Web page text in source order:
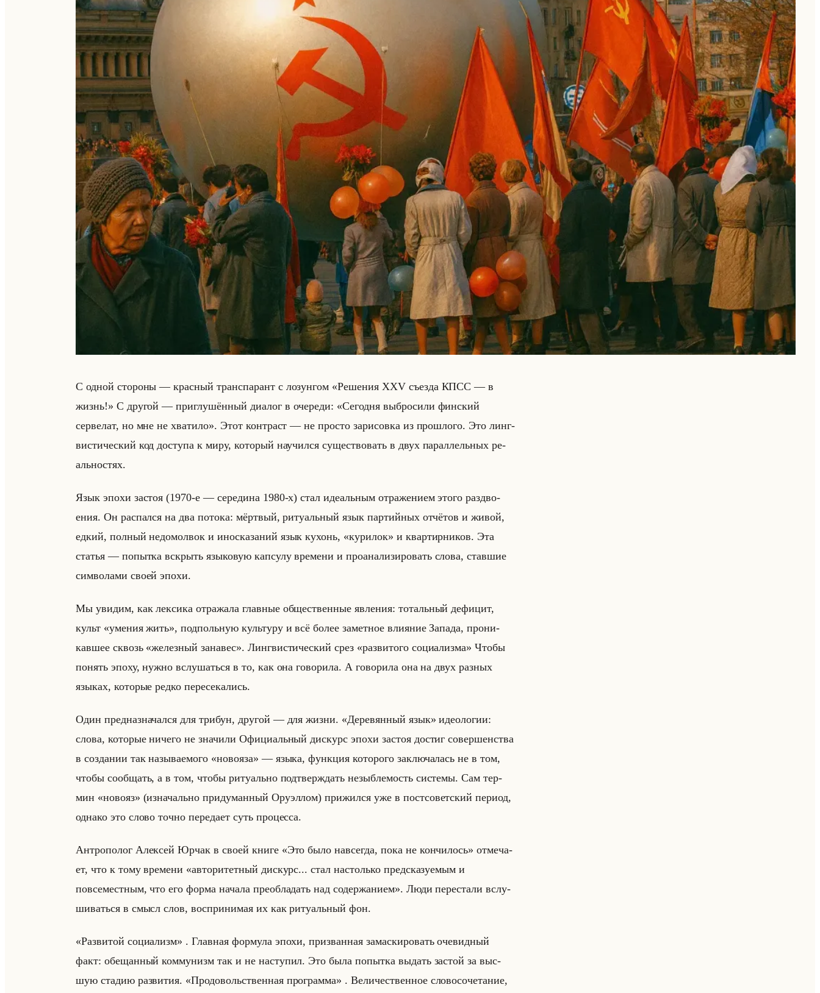
С одной сто­ро­ны — крас­ный транс­па­рант с ло­зун­гом «Решения XXV съезда КПСС — в
жизнь!» С дру­гой — при­глу­шён­ный диа­лог в оче­ре­ди: «Сегодня выбросили финский
сервелат, но мне не хватило». Этот кон­траст — не про­сто за­ри­сов­ка из про­шло­го. Это линг­
ви­сти­че­ский код до­сту­па к миру, ко­то­рый на­учил­ся су­ще­ство­вать в двух па­рал­лельных ре­
ально­стях.
Язык эпохи за­стоя (1970-е — се­ре­ди­на 1980-х) стал иде­альным от­ра­же­ни­ем этого раз­дво­
ения. Он рас­пал­ся на два по­то­ка: мёрт­вый, ри­ту­альный язык пар­тийных от­чё­тов и живой,
едкий, пол­ный недо­мол­вок и ино­ска­за­ний язык ку­хонь, «курилок» и квар­тир­ни­ков. Эта
ста­тья — по­пыт­ка вскрыть язы­ко­вую кап­су­лу вре­ме­ни и про­ана­ли­зи­ро­вать слова, став­шие
сим­во­ла­ми своей эпохи.
Мы уви­дим, как лек­си­ка от­ра­жа­ла глав­ные об­ще­ствен­ные яв­ле­ния: то­тальный де­фи­цит,
культ «умения жить», под­польную культу­ру и всё более за­мет­ное вли­яние За­па­да, про­ни­
кав­шее сквозь «железный занавес». Линг­ви­сти­че­ский срез «развитого социализма» Чтобы
по­нять эпоху, нужно вслу­шаться в то, как она го­во­ри­ла. А го­во­ри­ла она на двух раз­ных
язы­ках, ко­то­рые редко пе­ре­се­ка­лись.
Один пред­на­зна­чал­ся для три­бун, дру­гой — для жизни. «Деревянный язык» идео­ло­гии:
слова, ко­то­рые ни­че­го не зна­чи­ли Офи­ци­альный дис­курс эпохи за­стоя до­стиг со­вер­шен­ства
в со­зда­нии так на­зы­ва­емо­го «новояза» — языка, функ­ция ко­то­ро­го за­клю­ча­лась не в том,
чтобы со­об­щать, а в том, чтобы ри­ту­ально под­твер­ждать незыб­ле­мость си­сте­мы. Сам тер­
мин «новояз» (из­на­чально при­ду­ман­ный Ору­эл­лом) при­жил­ся уже в пост­со­вет­ский пе­ри­од,
од­на­ко это слово точно пе­ре­да­ет суть про­цес­са.
Ан­тро­по­лог Алек­сей Юрчак в своей книге «Это было навсегда, пока не кончилось» от­ме­ча­
ет, что к тому вре­ме­ни «авторитетный дискурс... стал настолько предсказуемым и
повсеместным, что его форма начала преобладать над содержанием». Люди пе­ре­ста­ли вслу­
ши­ваться в смысл слов, вос­при­ни­мая их как ри­ту­альный фон.
«Развитой социализм» . Глав­ная фор­му­ла эпохи, при­зван­ная за­мас­ки­ро­вать оче­вид­ный
факт: обе­щан­ный ком­му­низм так и не на­сту­пил. Это была по­пыт­ка вы­дать за­стой за выс­
шую ста­дию раз­ви­тия. «Продовольственная программа» . Ве­ли­че­ствен­ное сло­во­со­че­та­ние,